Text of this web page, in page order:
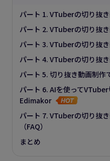
パート 1. VTuberの切り抜
パート 2. VTuberの切り抜
パート 3. VTuberの切り抜
パート 4. VTuberの切り抜
パート 5. 切り抜き動画制作
パート 6. AIを使って
Edimakor
パート 7. VTuberの切り抜
（FAQ）
まとめ